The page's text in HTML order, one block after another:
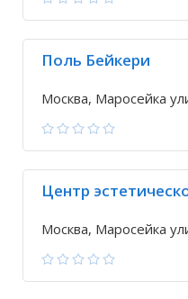
Поль Бейкери
Москва, Маросейка
Центр
Москва, Маросейка